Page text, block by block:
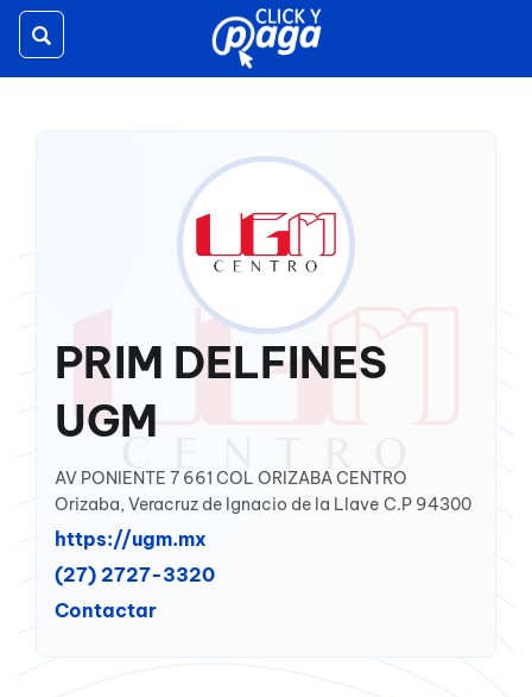
Toggle
navigation
PRIM DELFINES
UGM
AV PONIENTE 7 661 COL ORIZABA CENTRO
Orizaba, Veracruz de Ignacio de la Llave C.P 94300
https://ugm.mx
(27) 2727-3320
Contactar